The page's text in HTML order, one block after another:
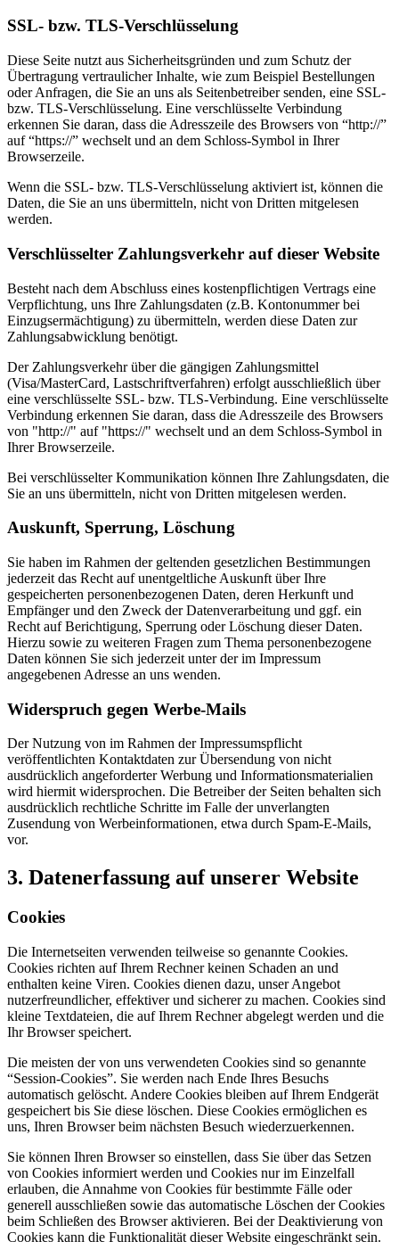
SSL- bzw. TLS-Verschlüsselung
Diese Seite nutzt aus Sicherheitsgründen und zum Schutz der
Übertragung vertraulicher Inhalte, wie zum Beispiel Bestellungen
oder Anfragen, die Sie an uns als Seitenbetreiber senden, eine SSL-
bzw. TLS-Verschlüsselung. Eine verschlüsselte Verbindung
erkennen Sie daran, dass die Adresszeile des Browsers von “http://”
auf “https://” wechselt und an dem Schloss-Symbol in Ihrer
Browserzeile.
Wenn die SSL- bzw. TLS-Verschlüsselung aktiviert ist, können die
Daten, die Sie an uns übermitteln, nicht von Dritten mitgelesen
werden.
Verschlüsselter Zahlungsverkehr auf dieser Website
Besteht nach dem Abschluss eines kostenpflichtigen Vertrags eine
Verpflichtung, uns Ihre Zahlungsdaten (z.B. Kontonummer bei
Einzugsermächtigung) zu übermitteln, werden diese Daten zur
Zahlungsabwicklung benötigt.
Der Zahlungsverkehr über die gängigen Zahlungsmittel
(Visa/MasterCard, Lastschriftverfahren) erfolgt ausschließlich über
eine verschlüsselte SSL- bzw. TLS-Verbindung. Eine verschlüsselte
Verbindung erkennen Sie daran, dass die Adresszeile des Browsers
von "http://" auf "https://" wechselt und an dem Schloss-Symbol in
Ihrer Browserzeile.
Bei verschlüsselter Kommunikation können Ihre Zahlungsdaten, die
Sie an uns übermitteln, nicht von Dritten mitgelesen werden.
Auskunft, Sperrung, Löschung
Sie haben im Rahmen der geltenden gesetzlichen Bestimmungen
jederzeit das Recht auf unentgeltliche Auskunft über Ihre
gespeicherten personenbezogenen Daten, deren Herkunft und
Empfänger und den Zweck der Datenverarbeitung und ggf. ein
Recht auf Berichtigung, Sperrung oder Löschung dieser Daten.
Hierzu sowie zu weiteren Fragen zum Thema personenbezogene
Daten können Sie sich jederzeit unter der im Impressum
angegebenen Adresse an uns wenden.
Widerspruch gegen Werbe-Mails
Der Nutzung von im Rahmen der Impressumspflicht
veröffentlichten Kontaktdaten zur Übersendung von nicht
ausdrücklich angeforderter Werbung und Informationsmaterialien
wird hiermit widersprochen. Die Betreiber der Seiten behalten sich
ausdrücklich rechtliche Schritte im Falle der unverlangten
Zusendung von Werbeinformationen, etwa durch Spam-E-Mails,
vor.
3. Datenerfassung auf unserer Website
Cookies
Die Internetseiten verwenden teilweise so genannte Cookies.
Cookies richten auf Ihrem Rechner keinen Schaden an und
enthalten keine Viren. Cookies dienen dazu, unser Angebot
nutzerfreundlicher, effektiver und sicherer zu machen. Cookies sind
kleine Textdateien, die auf Ihrem Rechner abgelegt werden und die
Ihr Browser speichert.
Die meisten der von uns verwendeten Cookies sind so genannte
“Session-Cookies”. Sie werden nach Ende Ihres Besuchs
automatisch gelöscht. Andere Cookies bleiben auf Ihrem Endgerät
gespeichert bis Sie diese löschen. Diese Cookies ermöglichen es
uns, Ihren Browser beim nächsten Besuch wiederzuerkennen.
Sie können Ihren Browser so einstellen, dass Sie über das Setzen
von Cookies informiert werden und Cookies nur im Einzelfall
erlauben, die Annahme von Cookies für bestimmte Fälle oder
generell ausschließen sowie das automatische Löschen der Cookies
beim Schließen des Browser aktivieren. Bei der Deaktivierung von
Cookies kann die Funktionalität dieser Website eingeschränkt sein.